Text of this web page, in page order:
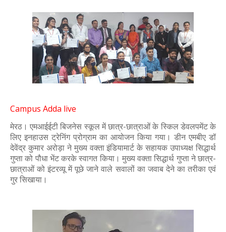
Campus Adda live
मेरठ। एमआईईटी बिजनेस स्कूल में छात्र-छात्राओं के स्किल डेवलपमेंट के
लिए इनहाउस ट्रेनिंग प्रोग्राम का आयोजन किया गया। डीन एमबीए डॉ
देवेंद्र कुमार अरोड़ा ने मुख्य वक्ता इंडियामार्ट के सहायक उपाध्यक्ष सिद्धार्थ
गुप्ता को पौधा भेंट करके स्वागत किया। मुख्य वक्ता सिद्धार्थ गुप्ता ने छात्र-
छात्राओं को इंटरव्यू में पूछे जाने वाले सवालों का जवाब देने का तरीका एवं
गुर सिखाया।